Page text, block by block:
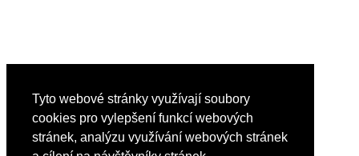
Tyto webové stránky využívají soubory
cookies pro vylepšení funkcí webových
stránek, analýzu využívání webových stránek